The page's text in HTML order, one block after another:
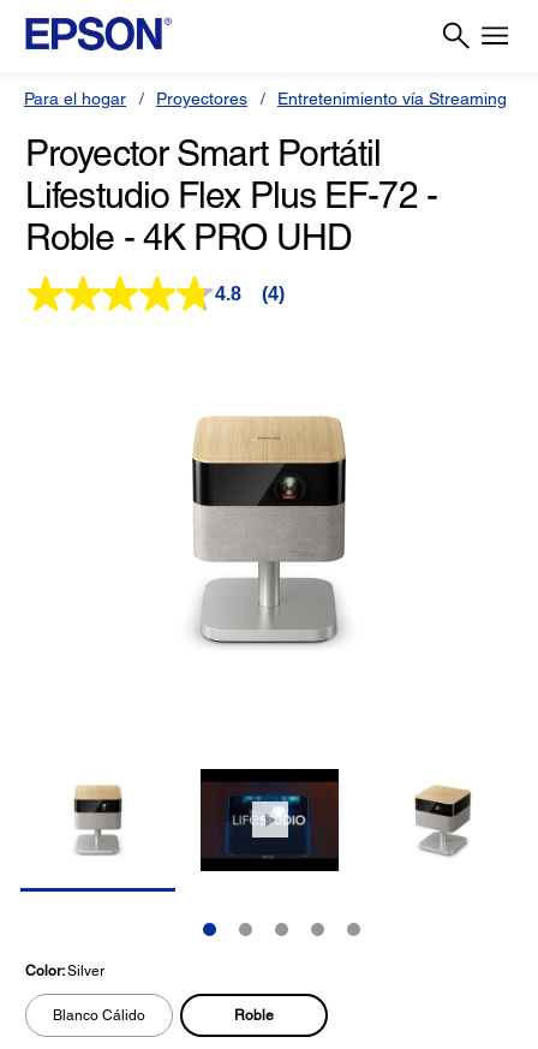
Para el hogar Proyectores Entretenimiento vía Streaming
Proyector Smart Portátil
Lifestudio Flex Plus EF-72 -
Roble - 4K PRO UHD
4.8
Lea
misma
página.
(4)
Color:Silver
Blanco Cálido Roble